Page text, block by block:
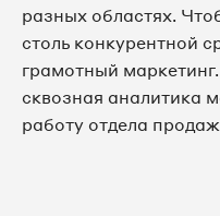
разных областях.
столь конкурентной
грамотный
сквозная аналитика
работу отдела